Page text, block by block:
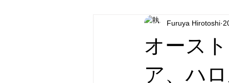
ピアノ新着情報 メディア情報
オース
ア、ハ
Furuya Hirotoshi